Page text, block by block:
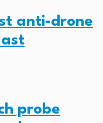
anti-drone
probe